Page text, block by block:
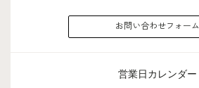
お問い合わせフォーム
営業日カレンダー